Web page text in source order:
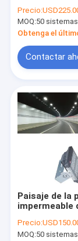
panel solar
de calle de la
calle 80w 60w
Precio:
MOQ:50 sistemas
Obtenga el
Contactar
Paisaje de la
impermeable
Nightscape
enciende los
Precio:
MOQ:50 sistemas